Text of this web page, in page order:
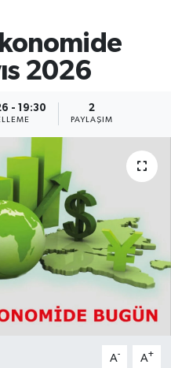
2026
- 19:30 2
PAYLAŞIM
A- A+